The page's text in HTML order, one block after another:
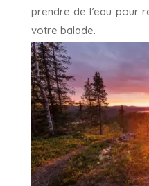
prendre de l’eau pour
votre balade.